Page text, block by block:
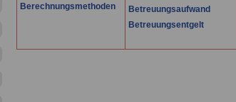
Berechnungsmethoden
Betreuungsaufwand
Betreuungsentgelt